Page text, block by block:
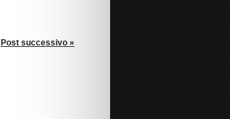
Post successivo »